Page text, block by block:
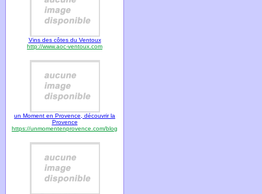
Vins des côtes du Ventoux
http://www.aoc-ventoux.com
un Moment en Provence, découvrir la
Provence
https://unmomentenprovence.com/blog